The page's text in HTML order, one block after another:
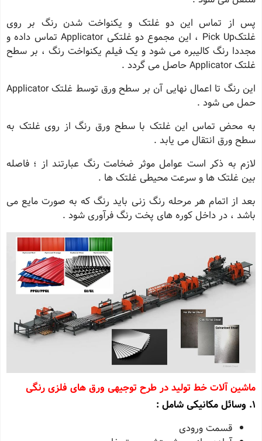
پس از تماس این دو غلتک و یکنواخت شدن رنگ بر روی
غلتکPick Up ، این مجموع دو غلتکی Applicator تماس داده و
مجددا رنگ کالیبره می شود و یک فیلم یکنواخت رنگ ، بر سطح
غلتک Applicator حاصل می گردد .
این رنگ تا اعمال نهایی آن بر سطح ورق توسط غلتک Applicator
حمل می شود .
به محض تماس این غلتک با سطح ورق رنگ از روی غلتک به
سطح ورق انتقال می یابد .
لازم به ذکر است عوامل موثر ضخامت رنگ عبارتند از ؛ فاصله
بین غلتک ها و سرعت محیطی غلتک ها .
بعد از اتمام هر مرحله رنگ زنی باید رنگ که به صورت مایع می
باشد ، در داخل کوره های پخت رنگ فرآوری شود .
ماشین آلات خط تولید در طرح توجیهی ورق های فلزی رنگی
1. وسائل مکانیکی شامل :
قسمت ورودی